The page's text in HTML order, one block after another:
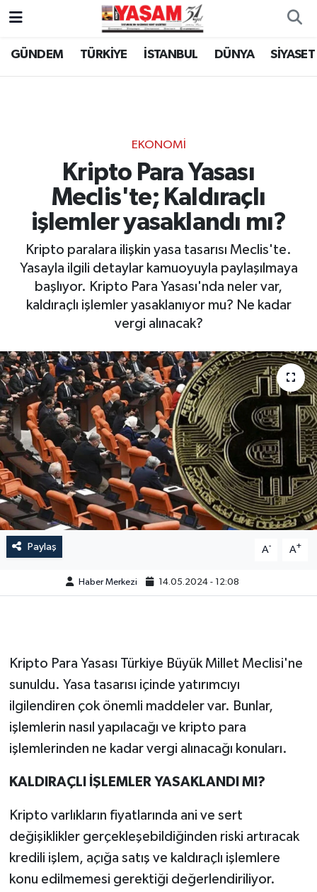
GÜNDEM TÜRKİYE İSTANBUL DÜNYA SİYASET
EKONOMİ
Kripto Para Yasası
Meclis'te; Kaldıraçlı
işlemler yasaklandı mı?
Kripto paralara ilişkin yasa tasarısı Meclis'te.
Yasayla ilgili detaylar kamuoyuyla paylaşılmaya
başlıyor. Kripto Para Yasası'nda neler var,
kaldıraçlı işlemler yasaklanıyor mu? Ne kadar
vergi alınacak?
Paylaş A- A+
Haber Merkezi 14.05.2024 - 12:08
Kripto Para Yasası Türkiye Büyük Millet Meclisi'ne
sunuldu. Yasa tasarısı içinde yatırımcıyı
ilgilendiren çok önemli maddeler var. Bunlar,
işlemlerin nasıl yapılacağı ve kripto para
işlemlerinden ne kadar vergi alınacağı konuları.
KALDIRAÇLI İŞLEMLER YASAKLANDI MI?
Kripto varlıkların fiyatlarında ani ve sert
değişiklikler gerçekleşebildiğinden riski artıracak
kredili işlem, açığa satış ve kaldıraçlı işlemlere
konu edilmemesi gerektiği değerlendiriliyor.